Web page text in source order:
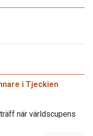
i Tjeckien
när världscupens